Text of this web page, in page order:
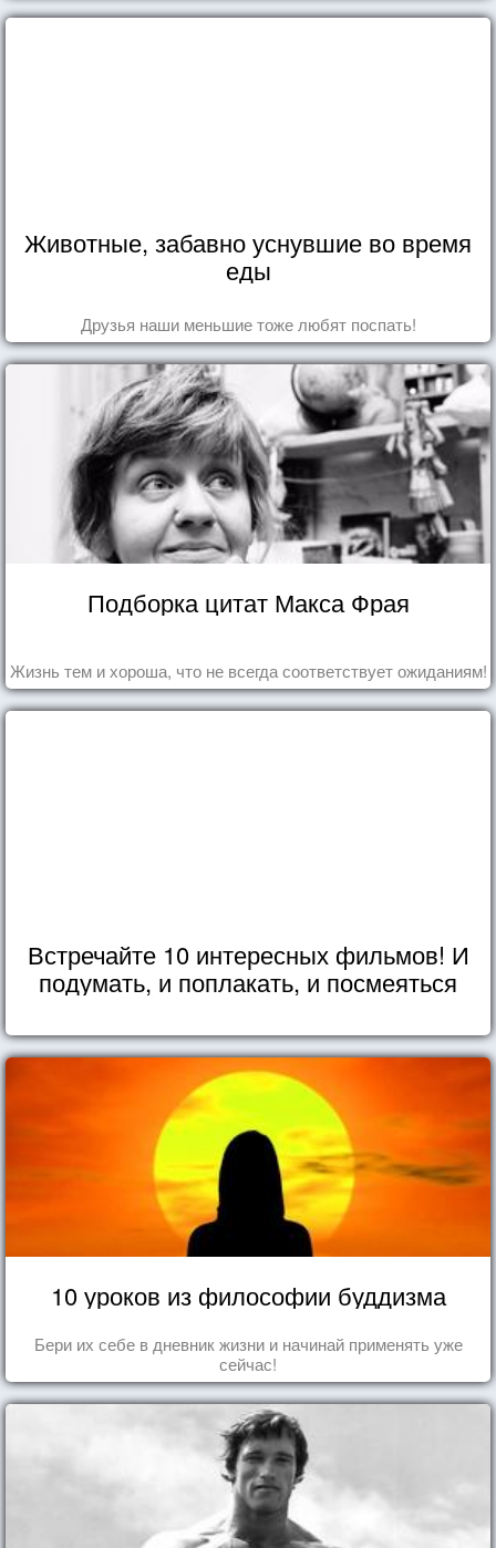
Животные, забавно уснувшие во время
еды
Друзья наши меньшие тоже любят поспать!
Подборка цитат Макса Фрая
Жизнь тем и хороша, что не всегда соответствует ожиданиям!
Встречайте 10 интересных фильмов! И
подумать, и поплакать, и посмеяться
10 уроков из философии буддизма
Бери их себе в дневник жизни и начинай применять уже
сейчас!